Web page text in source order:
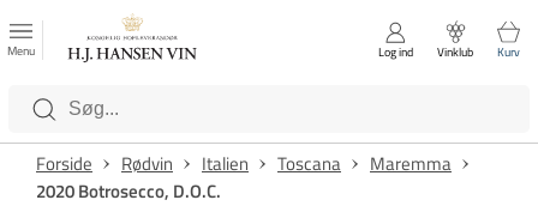
Luk
Kategorier
Menu Log ind Vinklub Kurv
Forside Rødvin Italien Toscana
Maremma
2020 Botrosecco, D.O.C.